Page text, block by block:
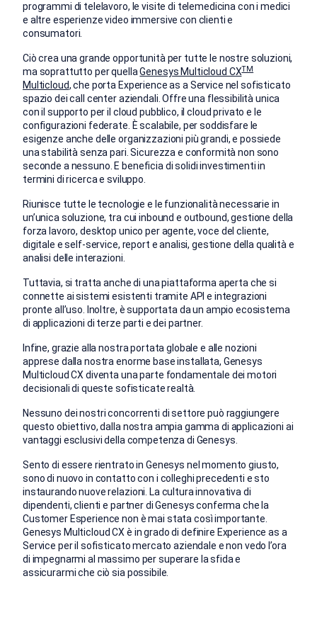
programmi di telelavoro, le visite di telemedicina con i medici
e altre esperienze video immersive con clienti e
consumatori.
Ciò crea una grande opportunità per tutte le nostre soluzioni,
ma soprattutto per quellaGenesys Multicloud CXTM
Multicloud, che porta Experience as a Service nel sofisticato
spazio dei call center aziendali. Offre una flessibilità unica
con il supporto per il cloud pubblico, il cloud privato e le
configurazioni federate. È scalabile, per soddisfare le
esigenze anche delle organizzazioni più grandi, e possiede
una stabilità senza pari. Sicurezza e conformità non sono
seconde a nessuno. E beneficia di solidi investimenti in
termini di ricerca e sviluppo.
Riunisce tutte le tecnologie e le funzionalità necessarie in
un’unica soluzione, tra cui inbound e outbound, gestione della
forza lavoro, desktop unico per agente, voce del cliente,
digitale e self-service, report e analisi, gestione della qualità e
analisi delle interazioni.
Tuttavia, si tratta anche di una piattaforma aperta che si
connette ai sistemi esistenti tramite API e integrazioni
pronte all’uso. Inoltre, è supportata da un ampio ecosistema
di applicazioni di terze parti e dei partner.
Infine, grazie alla nostra portata globale e alle nozioni
apprese dalla nostra enorme base installata, Genesys
Multicloud CX diventa una parte fondamentale dei motori
decisionali di queste sofisticate realtà.
Nessuno dei nostri concorrenti di settore può raggiungere
questo obiettivo, dalla nostra ampia gamma di applicazioni ai
vantaggi esclusivi della competenza di Genesys.
Sento di essere rientrato in Genesys nel momento giusto,
sono di nuovo in contatto con i colleghi precedenti e sto
instaurando nuove relazioni. La cultura innovativa di
dipendenti, clienti e partner di Genesys conferma che la
Customer Esperience non è mai stata così importante.
Genesys Multicloud CX è in grado di definire Experience as a
Service per il sofisticato mercato aziendale e non vedo l’ora
di impegnarmi al massimo per superare la sfida e
assicurarmi che ciò sia possibile.